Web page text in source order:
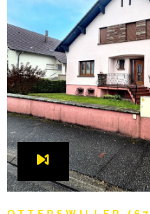
VOIR